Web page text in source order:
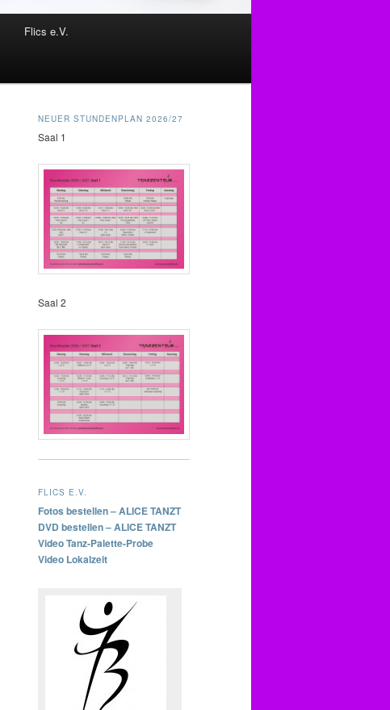
Flics e.V.
NEUER STUNDENPLAN 2026/27
Saal 1
Saal 2
FLICS E.V.
Fotos bestellen – ALICE TANZT
DVD bestellen – ALICE TANZT
Video Tanz-Palette-Probe
Video Lokalzeit